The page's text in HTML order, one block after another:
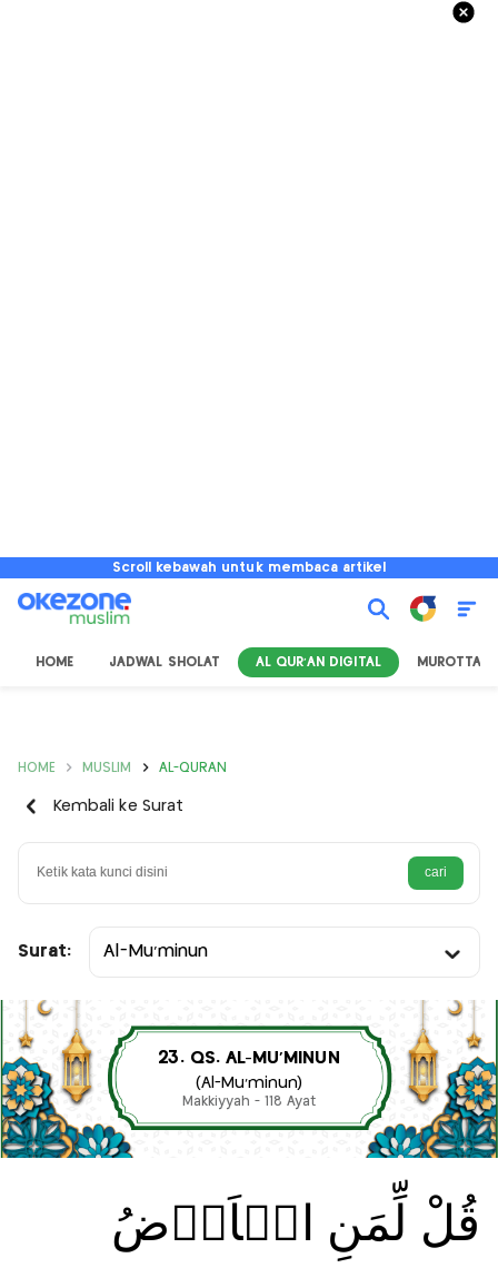
Scroll kebawah untuk membaca artikel
HOME JADWAL SHOLAT AL QUR'AN DIGITAL MUROTTAL
HOME MUSLIM AL-QURAN
Kembali ke Surat
Surat: Al-Mu’minun
23. QS. AL-MU’MINUN
(Al-Mu’minun)
Makkiyyah - 118 Ayat
قُلْ لِّمَنِ الۡاَرۡضُ